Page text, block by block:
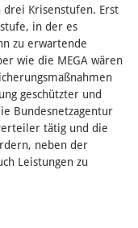
Krisenstufen. Erst
in der es
zu erwartende
wie die MEGA wären
geschützter und
Bundesnetzagentur
tätig und die
neben der
Leistungen zu